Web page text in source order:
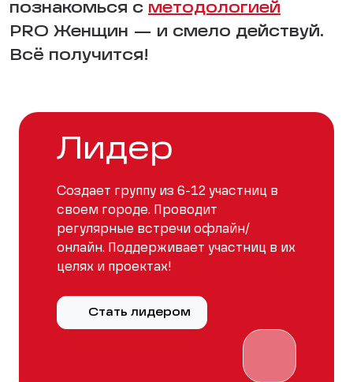
познакомься с методологией
PRO Женщин — и смело действуй.
Всё получится!
Лидер
Создает группу из 6-12 участниц в
своем городе. Проводит
регулярные встречи офлайн/
онлайн. Поддерживает участниц в их
целях и проектах!
Стать лидером